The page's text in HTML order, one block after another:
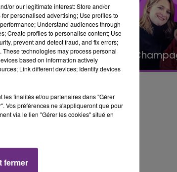
15h00 - 19h00
Le Club
or our legitimate interest: Store and/or
personalised advertising; Use profiles to
Understand audiences through
Create profiles to personalise content; Use
prevent and detect fraud, and fix errors;
technologies may process personal
based on information actively
Link different devices; Identify devices
les finalités et/ou partenaires dans "Gérer
Vos préférences ne s'appliqueront que pour
via le lien "Gérer les cookies" situé en
fermer